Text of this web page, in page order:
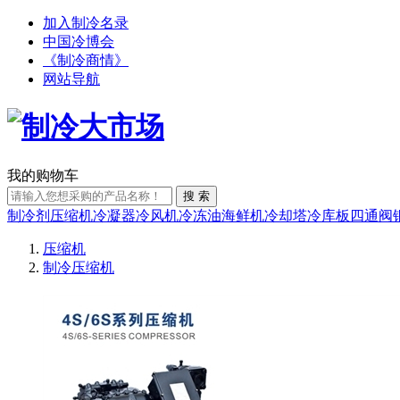
加入制冷名录
中国冷博会
《制冷商情》
网站导航
我的购物车
搜 索
制冷剂 压缩机冷凝器冷风机冷冻油海鲜机冷却塔冷库板 四通阀
压缩机
制冷压缩机